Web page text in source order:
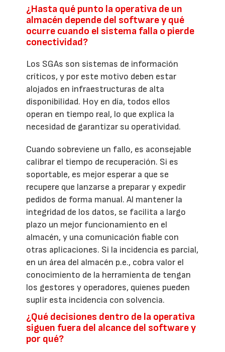
¿Hasta qué punto la operativa de un
almacén depende del software y qué
ocurre cuando el sistema falla o pierde
conectividad?
Los SGAs son sistemas de información
críticos, y por este motivo deben estar
alojados en infraestructuras de alta
disponibilidad. Hoy en día, todos ellos
operan en tiempo real, lo que explica la
necesidad de garantizar su operatividad.
Cuando sobreviene un fallo, es aconsejable
calibrar el tiempo de recuperación. Si es
soportable, es mejor esperar a que se
recupere que lanzarse a preparar y expedir
pedidos de forma manual. Al mantener la
integridad de los datos, se facilita a largo
plazo un mejor funcionamiento en el
almacén, y una comunicación fiable con
otras aplicaciones. Si la incidencia es parcial,
en un área del almacén p.e., cobra valor el
conocimiento de la herramienta de tengan
los gestores y operadores, quienes pueden
suplir esta incidencia con solvencia.
¿Qué decisiones dentro de la operativa
siguen fuera del alcance del software y
por qué?